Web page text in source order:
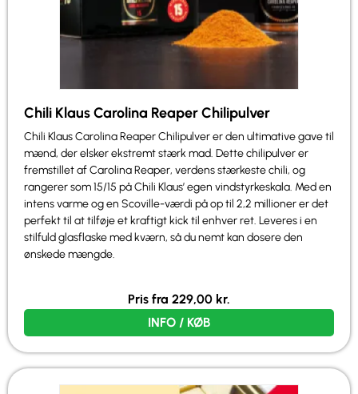
Chili Klaus Carolina Reaper Chilipulver
Chili Klaus Carolina Reaper Chilipulver er den ultimative gave til
mænd, der elsker ekstremt stærk mad. Dette chilipulver er
fremstillet af Carolina Reaper, verdens stærkeste chili, og
rangerer som 15/15 på Chili Klaus’ egen vindstyrkeskala. Med en
intens varme og en Scoville-værdi på op til 2,2 millioner er det
perfekt til at tilføje et kraftigt kick til enhver ret. Leveres i en
stilfuld glasflaske med kværn, så du nemt kan dosere den
ønskede mængde.
Pris fra 229,00 kr.
INFO / KØB